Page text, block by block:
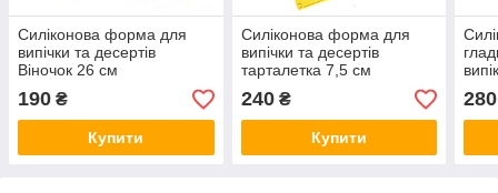
Силіконова форма для
випічки та десертів
Віночок 26 см
190 ₴
Купити
Силіконова форма для
випічки та десертів
тарталетка 7,5 см
240₴
Купити
280